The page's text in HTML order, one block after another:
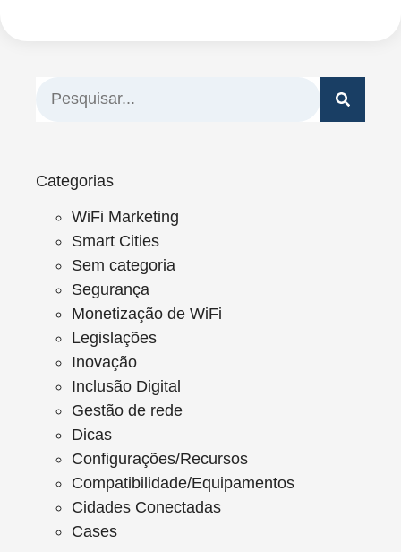
Categorias
WiFi Marketing
Smart Cities
Sem categoria
Segurança
Monetização de WiFi
Legislações
Inovação
Inclusão Digital
Gestão de rede
Dicas
Configurações/Recursos
Compatibilidade/Equipamentos
Cidades Conectadas
Cases